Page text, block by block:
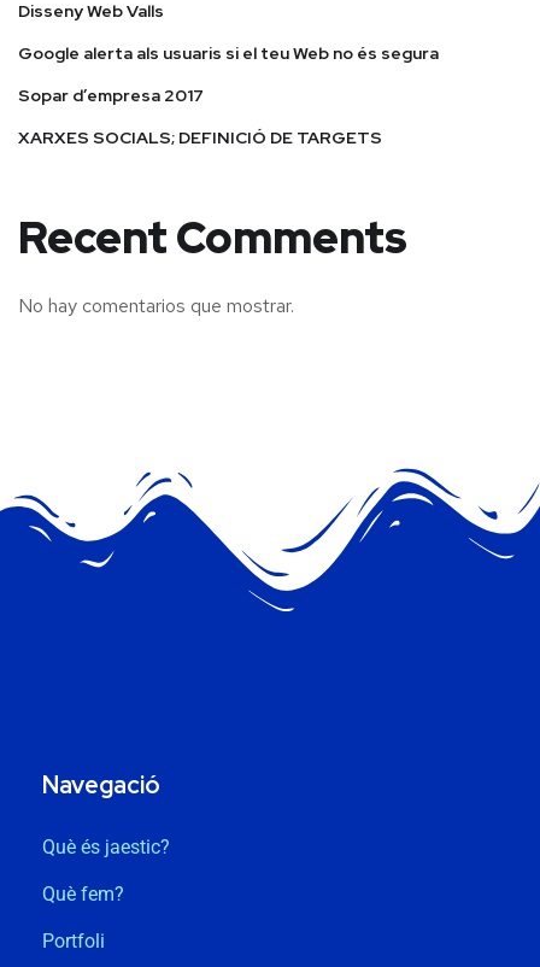
Disseny Web Valls
Google alerta als usuaris si el teu Web no és segura
Sopar d’empresa 2017
XARXES SOCIALS; DEFINICIÓ DE TARGETS
Recent Comments
No hay comentarios que mostrar.
Navegació
Què és jaestic?
Què fem?
Portfoli